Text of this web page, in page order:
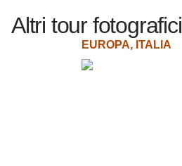
Altri tour fotografici
EUROPA, ITALIA